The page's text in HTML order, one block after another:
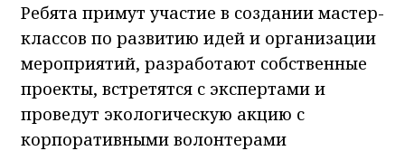
Ребята примут участие в создании мастер-
классов по развитию идей и организации
мероприятий, разработают собственные
проекты, встретятся с экспертами и
проведут экологическую акцию с
корпоративными волонтерами